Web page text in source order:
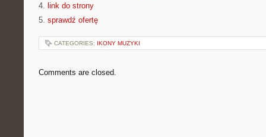
4. link do strony
5. sprawdź ofertę
CATEGORIES: IKONY MUZYKI
Comments are closed.